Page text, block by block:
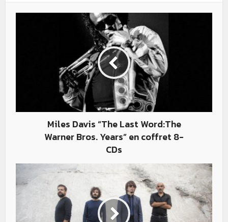
Miles Davis “The Last Word:The
Warner Bros. Years” en coffret 8-
CDs